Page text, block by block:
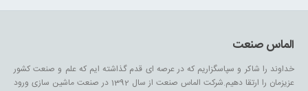
الماس صنعت
خداوند را شاکر و سپاسگزاریم که در عرصه ای قدم گذاشته ایم که علم و صنعت کشور
عزیزمان را ارتقا دهیم.شرکت الماس صنعت از سال 1392 در صنعت ماشین سازی ورود